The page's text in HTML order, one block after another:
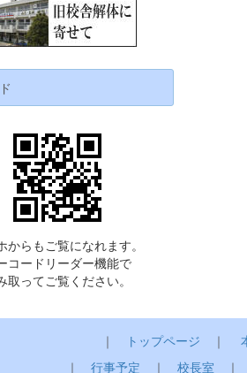
からもご覧になれます。
コードリーダー機能で
取ってご覧ください。
｜ トップページ ｜
｜ 行事予定 ｜ 校長室